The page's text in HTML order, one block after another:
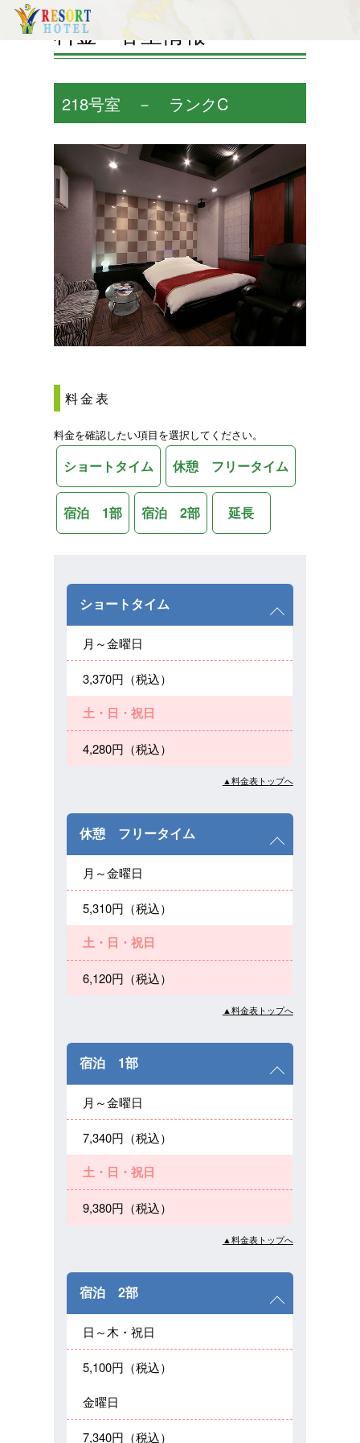
料金・客室情報
218号室 － ランクC
料金表
料金を確認したい項目を選択してください。
ショートタイム 休憩 フリータイム
宿泊 1部 宿泊 2部 延長
ショートタイム
月～金曜日
3,370円（税込）
土・日・祝日
4,280円（税込）
▲料金表トップへ
休憩 フリータイム
月～金曜日
5,310円（税込）
土・日・祝日
6,120円（税込）
▲料金表トップへ
宿泊 1部
月～金曜日
7,340円（税込）
土・日・祝日
9,380円（税込）
▲料金表トップへ
宿泊 2部
日～木・祝日
5,100円（税込）
金曜日
7,340円（税込）